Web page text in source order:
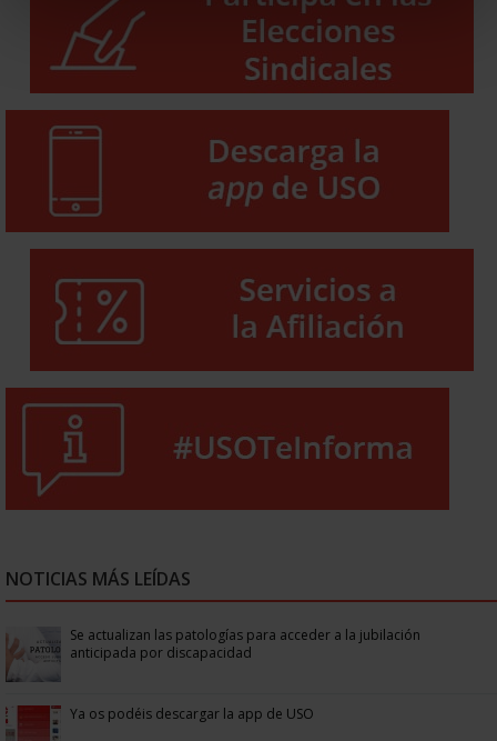
NOTICIAS MÁS LEÍDAS
Se actualizan las patologías para acceder a la jubilación
anticipada por discapacidad
Ya os podéis descargar la app de USO